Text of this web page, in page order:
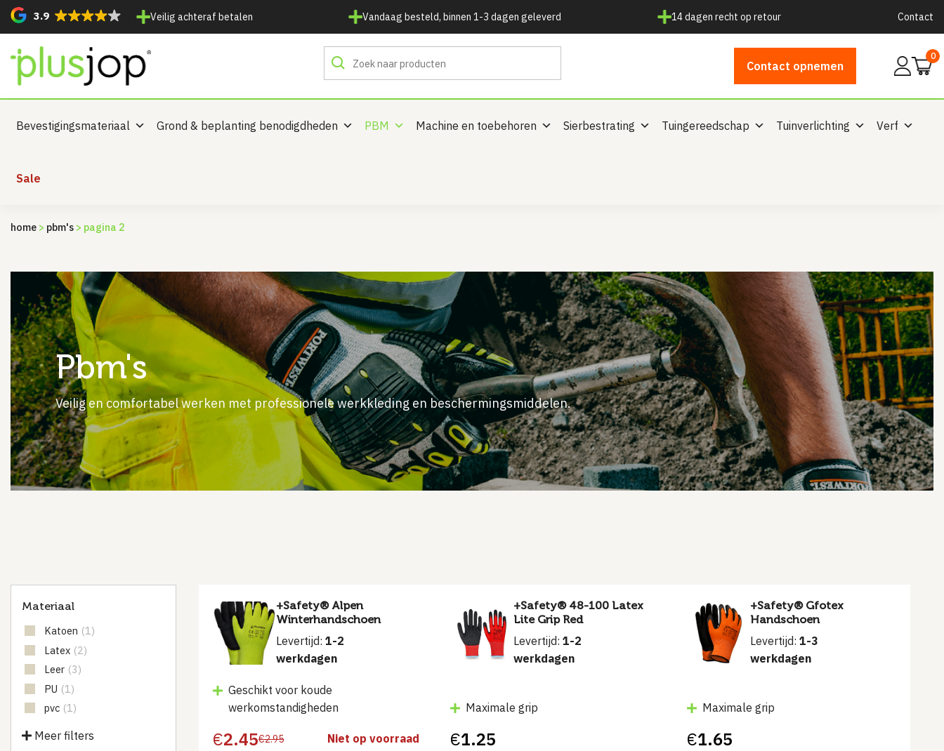
3.9 Veilig achteraf betalen Vandaag besteld, binnen 1-3 dagen geleverd 14 dagen recht op retour Contact
Contact opnemen
Mijn
0
Bevestigingsmateriaal Grond & beplanting benodigdheden PBM Machine en toebehoren Sierbestrating Tuingereedschap Tuinverlichting Verf
Sale
home > pbm's > pagina 2
pbm's
Veilig en comfortabel werken met professionele werkkleding en beschermingsmiddelen.
Materiaal
Katoen (1)
Latex (2)
Leer (3)
PU (1)
pvc (1)
Meer filters
+Safety® Alpen
Winterhandschoen
Levertijd: 1-2
werkdagen
Geschikt voor koude
werkomstandigheden
€2.95
€2.45 Niet op voorraad
+Safety® 48-100 Latex
Lite Grip Red
Levertijd: 1-2
werkdagen
Maximale grip
€1.25
+Safety® Gfotex
Handschoen
Levertijd:1-3
werkdagen
Maximale grip
€1.65